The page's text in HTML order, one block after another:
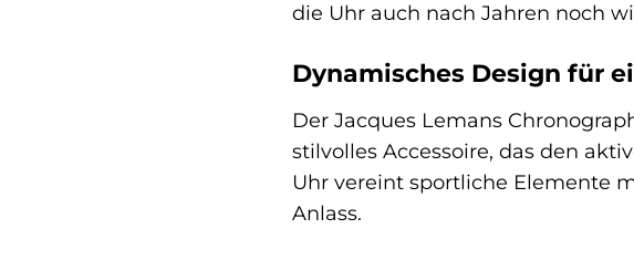
die Uhr auch nach Jahren noch
Dynamisches Design für
Der Jacques Lemans
stilvolles Accessoire, das den
Uhr vereint sportliche Elemente
Anlass.